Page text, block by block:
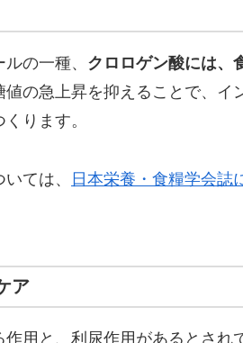
の一種、 クロロゲン酸には、
値の急上昇を抑えることで、イ
ります。
ては、 日本栄養・食糧学会誌
ア
用と、利尿作用があるとされ